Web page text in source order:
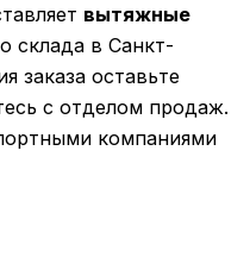
вытяжные
склада в Санкт-
заказа оставьте
с отделом продаж.
компаниями